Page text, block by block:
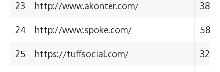
23 http://www.akonter.com/ 38
24 http://www.spoke.com/ 58
25 https://tuffsocial.com/ 32